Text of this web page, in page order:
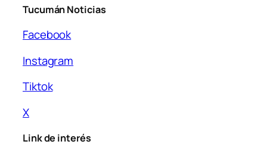
Tucumán Noticias
Facebook
Instagram
Tiktok
X
Link de interés